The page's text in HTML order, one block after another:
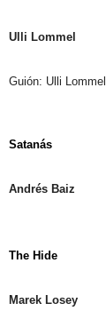
Ulli Lommel
Guión: Ulli Lommel
Satanás
Andrés Baiz
The Hide
Marek Losey